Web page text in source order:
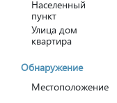
Населенный
пункт
Улица дом
квартира
Обнаружение
Местоположение